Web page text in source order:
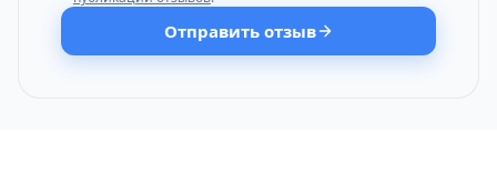
Отправить отзыв